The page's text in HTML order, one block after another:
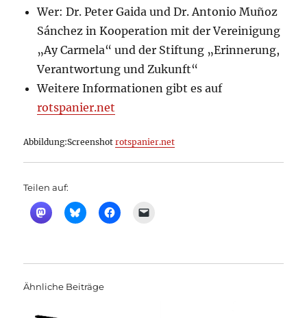
Wer: Dr. Peter Gaida und Dr. Antonio Muñoz
Sánchez in Kooperation mit der Vereinigung
„Ay Carmela“ und der Stiftung „Erinnerung,
Verantwortung und Zukunft“
Weitere Informationen gibt es auf
rotspanier.net
Abbildung:Screenshotrotspanier.net
Teilen auf:
Ähnliche Beiträge